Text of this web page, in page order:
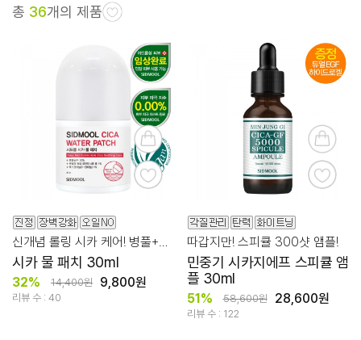
총 36개의 제품
시카 물 패치 30ml
32% 14,400원 9,800원
리뷰 수 : 40
따갑지만! 스피큘 300샷 앰플!
민중기 시카지에프 스피큘 앰
플 30ml
51% 58,600원 28,600원
리뷰 수 : 122